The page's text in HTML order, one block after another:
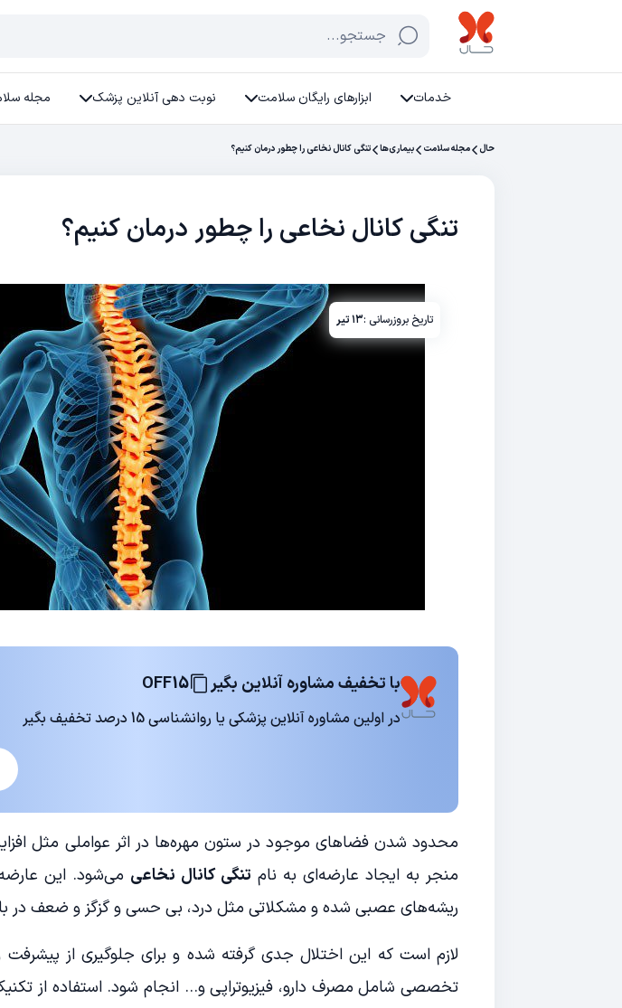
جستجو...
خدمات ابزارهای رایگان سلامت نوبت دهی آنلاین پزشک مجله
حال مجله سلامت بیماری‌ها تنگی کانال نخاعی را چطور درمان کنیم؟
تنگی کانال نخاعی را چطور درمان کنیم؟
تاریخ بروزرسانی :۱۳ تیر
با تخفیف مشاوره آنلاین بگیر OFF15
در اولین مشاوره آنلاین پزشکی یا روانشناسی 15 درصد تخفیف بگیر
محدود شدن فضاهای موجود در ستون مهره‌ها در اثر عواملی مثل
منجر به ایجاد عارضه‌ای به نام‌ تنگی کانال نخاعی می‌شود. این
ریشه‌های عصبی شده و مشکلاتی مثل درد، بی حسی و گزگز و ضعف در
لازم است که این اختلال جدی گرفته شده و برای جلوگیری از
تخصصی شامل مصرف دارو، فیزیوتراپی و… انجام شود. استفاده از